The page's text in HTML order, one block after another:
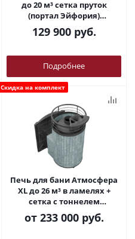
до 20 м³ сетка пруток
(портал Эйфория)
ПроМеталл
129 900руб.
Подробнее
Скидка на комплект
Печь для бани Атмосфера
XL до 26 м³ в ламелях +
сетка с тоннелем
ПроМеталл
от 233 000 руб.